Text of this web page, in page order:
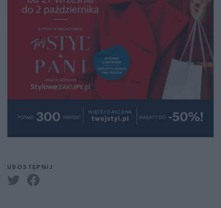
UDOSTĘPNIJ